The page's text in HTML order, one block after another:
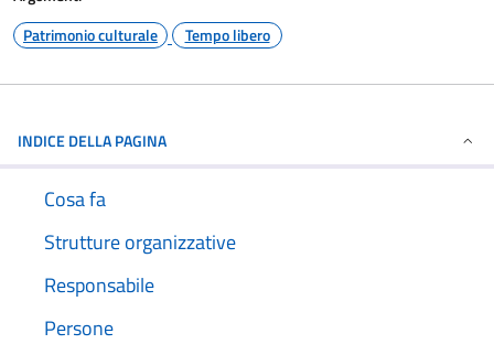
Patrimonio culturale
Tempo libero
INDICE DELLA PAGINA
Cosa fa
Strutture organizzative
Responsabile
Persone